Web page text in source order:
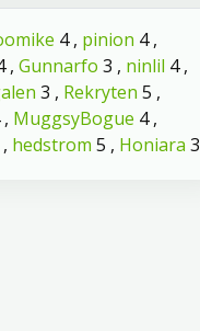
4 , pinion 4 ,
, Gunnarfo 3 , ninlil 4 ,
3 , Rekryten 5 ,
, MuggsyBogue 4 ,
hedstrom 5 , Honiara 3